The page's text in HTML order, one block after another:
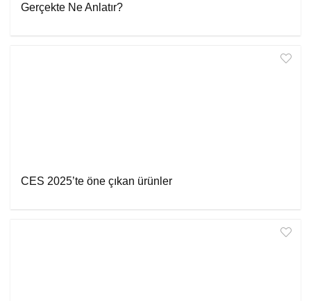
Gerçekte Ne Anlatır?
CES 2025’te öne çıkan ürünler